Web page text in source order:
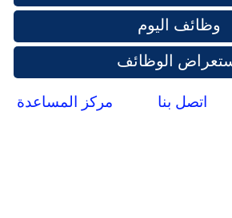
وظائف اليوم
الوظائف
اتصل بنا مركز المساعدة